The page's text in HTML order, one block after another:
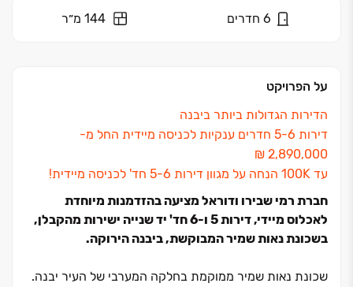
6 חדרים 144 מ״ר
על הפרויקט
הדירות הגדולות ביותר ביבנה
דירות ‏5-6 חדרים ענקיות לכניסה מיידית החל מ-
עד 100K הנחה על מגוון דירות 5-6 חד' לכניסה מיידית!
חברת רמי שבירו ודוראל מציעה בהזדמנות מיוחדת
לאכלוס מיידי, דירות ‏5 ו‏-6 חד' יד שנייה ישירות מהקבלן,
בשכונת נאות שמיר המבוקשת, ביבנה הירוקה.
שכונת נאות שמיר ממוקמת בחלקה המערבי של העיר יבנה.